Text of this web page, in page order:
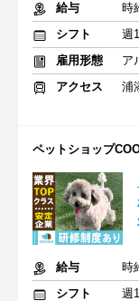
給与
時
シフト
雇用形態
ア
アクセス
浦
ペットショップ
給与
時
シフト